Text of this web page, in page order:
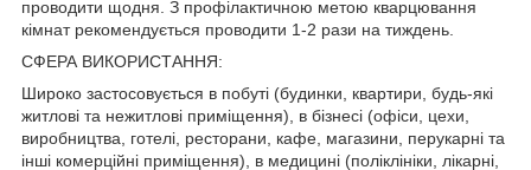
проводити щодня. З профілактичною метою кварцювання
кімнат рекомендується проводити 1-2 рази на тиждень.
СФЕРА ВИКОРИСТАННЯ:
Широко застосовується в побуті (будинки, квартири, будь-які
житлові та нежитлові приміщення), в бізнесі (офіси, цехи,
виробництва, готелі, ресторани, кафе, магазини, перукарні та
інші комерційні приміщення), в медицині (поліклініки, лікарні,